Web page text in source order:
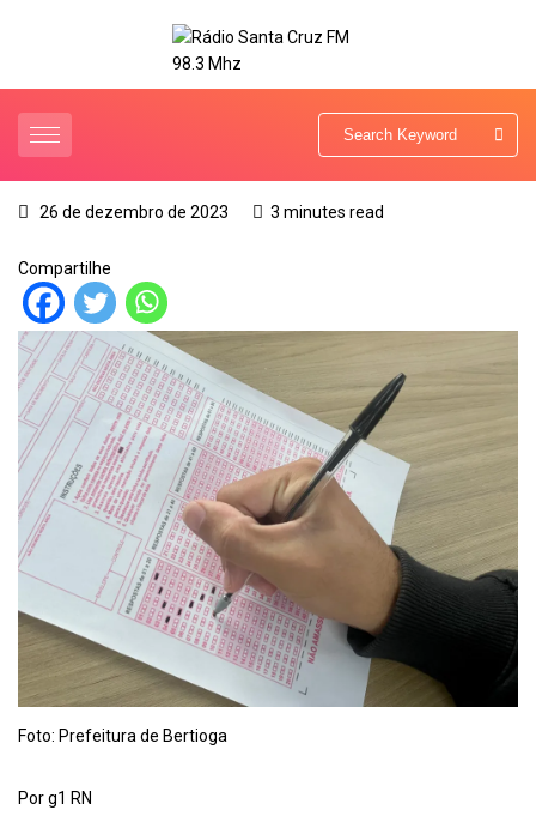
26 de dezembro de 2023 3 minutes read
Compartilhe
Foto: Prefeitura de Bertioga
Por g1 RN